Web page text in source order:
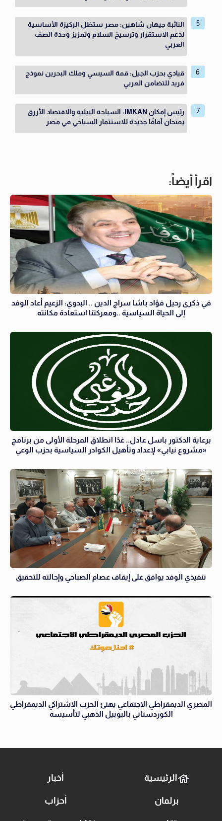
النائبة جيهان شاهين: مصر ستظل الركيزة الأساسية
لدعم الاستقرار وترسيخ السلام وتعزيز وحدة الصف
العربي
قيادي بحزب الجيل: قمة السيسي وملك البحرين نموذج
فريد للتضامن العربي
رئيس إمكان IMKAN: السياحة النيلية والاقتصاد الأزرق
يفتحان آفاقًا جديدة للاستثمار السياحي في مصر
اقرأ أيضاً:
في ذكرى رحيل فؤاد باشا سراج الدين .. البدوي: الزعيم أعاد الوفد
إلى الحياة السياسية ..ومعركتنا استعادة مكانته
برعاية الدكتور باسل عادل.. غدًا انطلاق المرحلة الأولى من برنامج
«مشروع نيابي» لإعداد وتأهيل الكوادر السياسية بحزب الوعي
تنفيذي الوفد يوافق على إيقاف عصام الصباحي وإحالته للتحقيق
المصري الديمقراطي الاجتماعي يهنئ الحزب الاشتراكي الديمقراطي
الكوردستاني باليوبيل الذهبي لتأسيسه
الرئيسية أخبار
برلمان أحزاب